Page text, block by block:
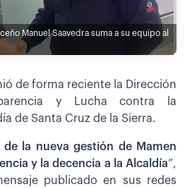
Manuel Saavedra suma a su equipo al
de forma reciente la Dirección
y Lucha contra la
de Santa Cruz de la Sierra.
la nueva gestión de Mamen
y la decencia a la Alcaldía”,
publicado en sus redes